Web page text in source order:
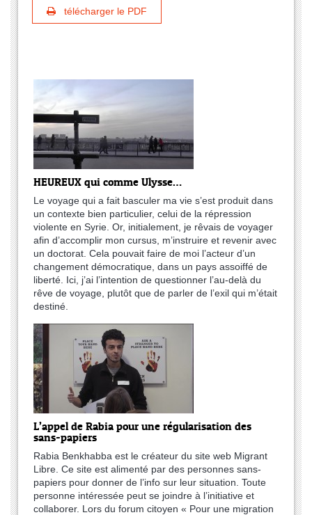
télécharger le PDF
HEUREUX qui comme Ulysse…
Le voyage qui a fait basculer ma vie s’est produit dans
un contexte bien particulier, celui de la répression
violente en Syrie. Or, initialement, je rêvais de voyager
afin d’accomplir mon cursus, m’instruire et revenir avec
un doctorat. Cela pouvait faire de moi l’acteur d’un
changement démocratique, dans un pays assoiffé de
liberté. Ici, j’ai l’intention de questionner l’au-delà du
rêve de voyage, plutôt que de parler de l’exil qui m’était
destiné.
L’appel de Rabia pour une régularisation des
sans-papiers
Rabia Benkhabba est le créateur du site web Migrant
Libre. Ce site est alimenté par des personnes sans-
papiers pour donner de l’info sur leur situation. Toute
personne intéressée peut se joindre à l’initiative et
collaborer. Lors du forum citoyen « Pour une migration